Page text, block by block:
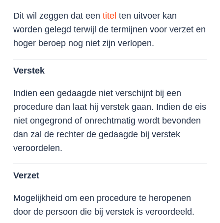
Dit wil zeggen dat een titel ten uitvoer kan
worden gelegd terwijl de termijnen voor verzet en
hoger beroep nog niet zijn verlopen.
Verstek
Indien een gedaagde niet verschijnt bij een
procedure dan laat hij verstek gaan. Indien de eis
niet ongegrond of onrechtmatig wordt bevonden
dan zal de rechter de gedaagde bij verstek
veroordelen.
Verzet
Mogelijkheid om een procedure te heropenen
door de persoon die bij verstek is veroordeeld.